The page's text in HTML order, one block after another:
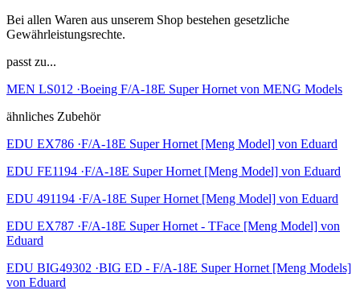
Bei allen Waren aus unserem Shop bestehen gesetzliche
Gewährleistungsrechte.
passt zu...
MEN LS012 ·Boeing F/A-18E Super Hornet von MENG Models
ähnliches Zubehör
EDU EX786 ·F/A-18E Super Hornet [Meng Model] von Eduard
EDU FE1194 ·F/A-18E Super Hornet [Meng Model] von Eduard
EDU 491194 ·F/A-18E Super Hornet [Meng Model] von Eduard
EDU EX787 ·F/A-18E Super Hornet - TFace [Meng Model] von
Eduard
EDU BIG49302 ·BIG ED - F/A-18E Super Hornet [Meng Models]
von Eduard